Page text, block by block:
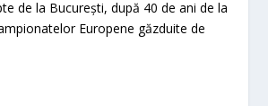
de la București, după 40 de ani de la
Europene găzduite de